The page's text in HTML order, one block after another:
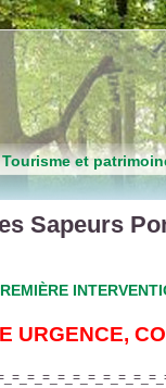
Tourisme et
Sapeurs
URGENCE,